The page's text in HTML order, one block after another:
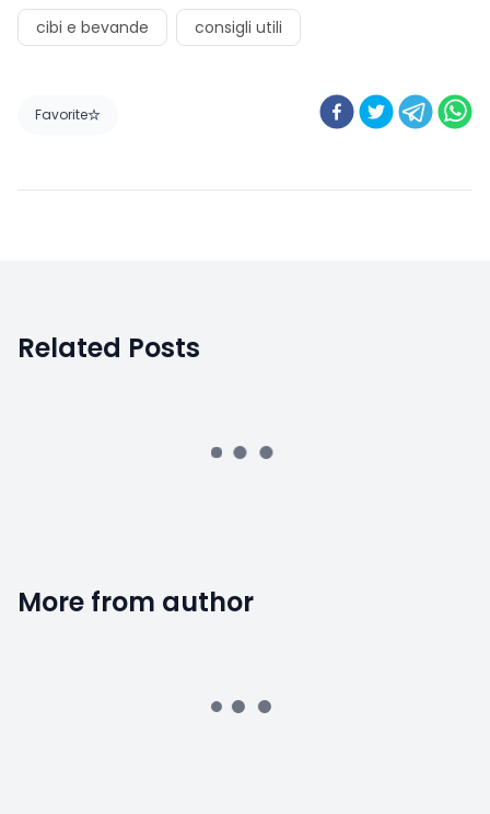
cibi e bevande consigli utili
Favorite
Related Posts